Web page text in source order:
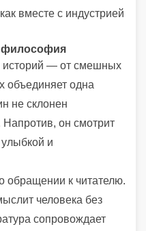
вместе с индустрией
философия
историй — от смешных
объединяет одна
не склонен
он смотрит
и
обращении к читателю.
человека без
сопровождает